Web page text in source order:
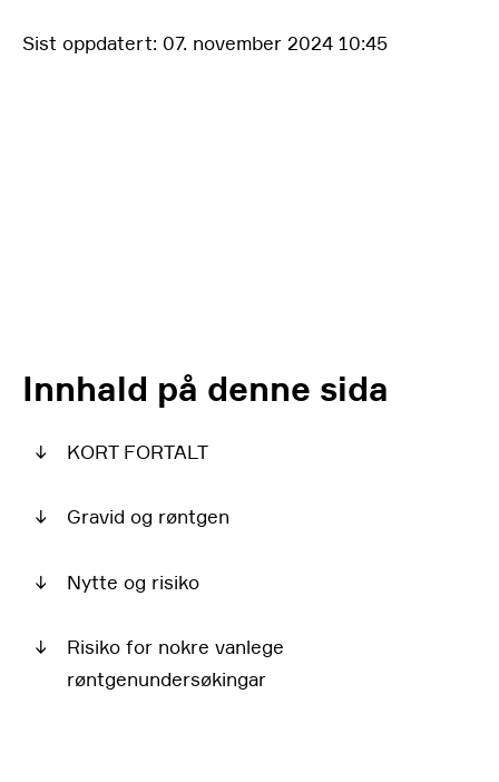
Sist oppdatert: 07. november 2024 10:45
Innhald på denne sida
↓ KORT FORTALT
↓ Gravid og røntgen
↓ Nytte og risiko
↓
Risiko for nokre vanlege
røntgenundersøkingar